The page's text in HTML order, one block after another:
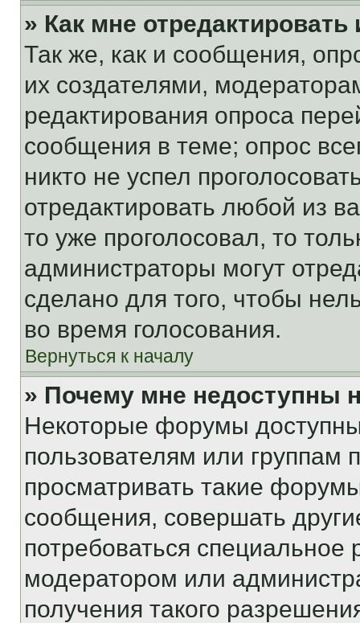
» Как мне
Так же, как и сообщения,
их создателями,
редактирования опроса
сообщения в теме; опрос
никто не успел
отредактировать любой из
то уже проголосовал, то
администраторы могут
сделано для того, чтобы
во время голосования.
Вернуться к началу
» Почему мне недоступны
Некоторые форумы
пользователям или группам
просматривать такие
сообщения, совершать
потребоваться
модератором или
получения такого